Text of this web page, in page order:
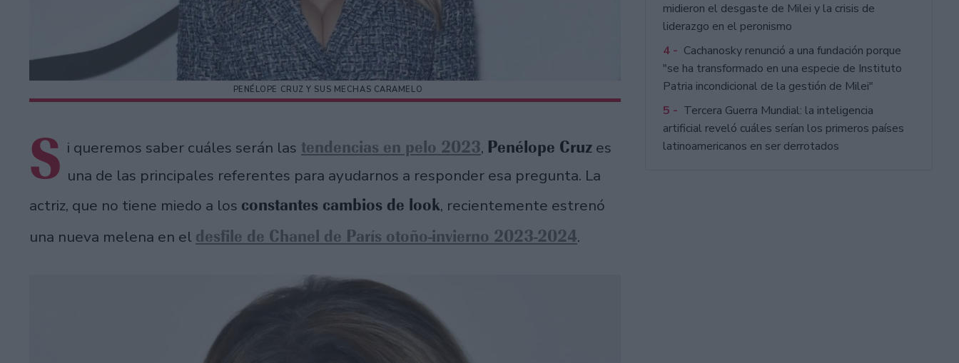
PENÉLOPE CRUZ Y SUS MECHAS CARAMELO
S i queremos saber cuáles serán las tendencias en pelo 2023, Penélope Cruz es
una de las principales referentes para ayudarnos a responder esa pregunta. La
actriz, que no tiene miedo a los constantes cambios de look, recientemente estrenó
una nueva melena en el desfile de Chanel de París otoño-invierno 2023-2024.
midieron el desgaste de Milei y la crisis de
liderazgo en el peronismo
4 - Cachanosky renunció a una fundación porque
"se ha transformado en una especie de Instituto
Patria incondicional de la gestión de Milei"
5 - Tercera Guerra Mundial: la inteligencia
artificial reveló cuáles serían los primeros países
latinoamericanos en ser derrotados